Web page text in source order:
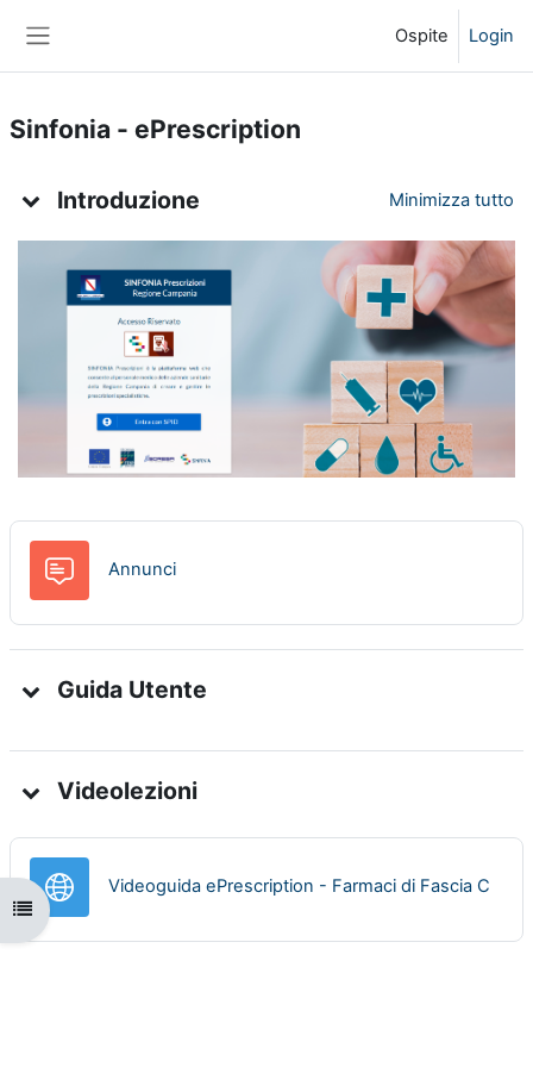
Ospite Login
Apri indice del corso
Sinfonia - ePrescription
Introduzione Minimizza tutto
AnnunciForum
Guida Utente
Videolezioni
Videoguida ePrescription - Farmaci di Fascia C